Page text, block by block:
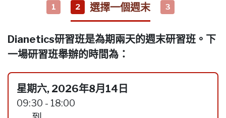
1 2 選擇一個週末 3
Dianetics研習班是為期兩天的週末研習班。下
一場研習班舉辦的時間為：
星期六, 2026年8月14日
09:30 - 18:00